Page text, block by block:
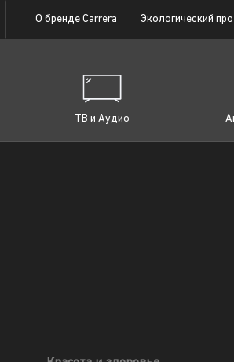
О бренде Carrera Экологический
ТВ и Аудио